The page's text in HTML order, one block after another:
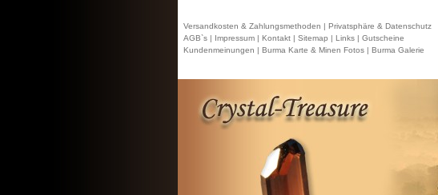
Versandkosten & Zahlungsmethoden | Privatsphäre & Datenschutz
AGB`s | Impressum | Kontakt | Sitemap | Links | Gutscheine
Kundenmeinungen | Burma Karte & Minen Fotos | Burma Galerie